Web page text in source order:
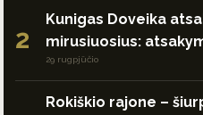
2
Kunigas Doveika
mirusiuosius:
29 rugpjūčio
Rokiškio rajone –